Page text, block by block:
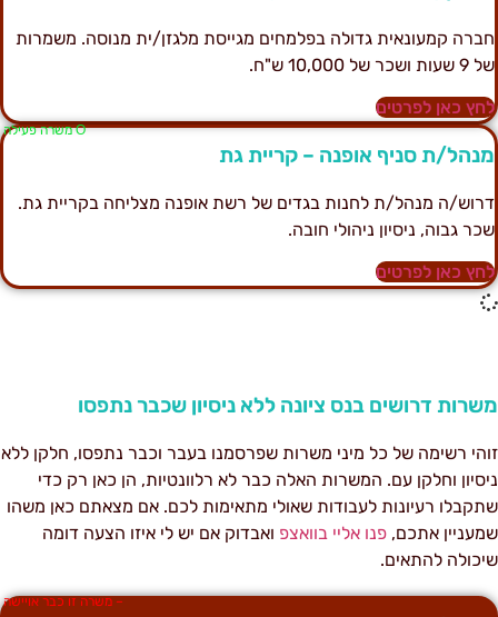
קמעונאית גדולה בפלמחים מגייסת מלגזן/ית מנוסה. משמרות
ושכר של 10,000 ש"ח.
כאן לפרטים
Ο משרה פעילה
ת סניף אופנה – קריית גת
ה מנהל/ת לחנות בגדים של רשת אופנה מצליחה בקריית גת.
גבוה, ניסיון ניהולי חובה.
כאן לפרטים
דרושים בנס ציונה ללא ניסיון שכבר נתפסו
רשימה של כל מיני משרות שפרסמנו בעבר וכבר נתפסו, חלקן ללא
וחלקן עם. המשרות האלה כבר לא רלוונטיות, הן כאן רק כדי
רעיונות לעבודות שאולי מתאימות לכם. אם מצאתם כאן משהו
אתכם,פנו אליי בוואצפואבדוק אם יש לי איזו הצעה דומה
להתאים.
– משרה זו כבר אויישה